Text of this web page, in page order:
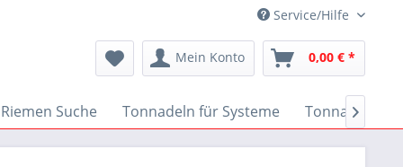
Service/Hilfe
Mein Konto 0,00 € *
Riemen Suche Tonnadeln für Systeme Tonnadeln
